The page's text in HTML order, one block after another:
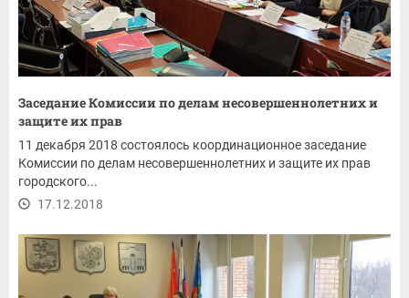
Заседание Комиссии по делам несовершеннолетних и
защите их прав
11 декабря 2018 состоялось координационное заседание
Комиссии по делам несовершеннолетних и защите их прав
городского...
17.12.2018